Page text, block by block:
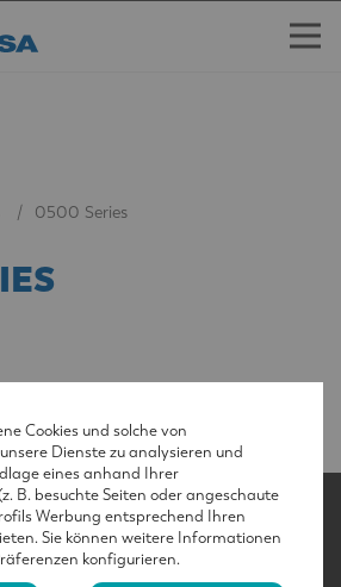
0500 Series
Cookies und solche von
Dienste zu analysieren und
eines anhand Ihrer
B. besuchte Seiten oder angeschaute
Werbung entsprechend Ihren
Sie können weitere Informationen
konfigurieren.